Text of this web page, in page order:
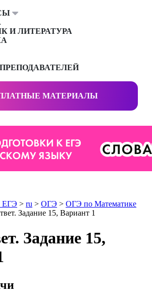
И ЛИТЕРАТУРА
МАТЕРИАЛЫ
ЕГЭ > ru > ОГЭ > ОГЭ по Математике
Задание 15, Вариант 1
Задание 15,